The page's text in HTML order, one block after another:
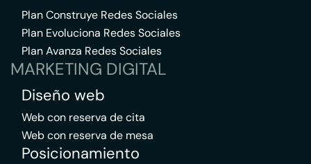
Plan Construye Redes Sociales
Plan Evoluciona Redes Sociales
Plan Avanza Redes Sociales
MARKETING DIGITAL
Diseño web
Web con reserva de cita
Web con reserva de mesa
Posicionamiento